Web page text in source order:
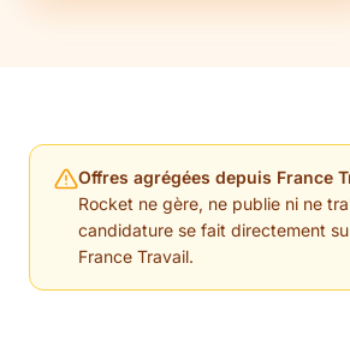
Offres agrégées depuis France
Rocket ne gère, ne publie ni ne
candidature se fait directement
France Travail.